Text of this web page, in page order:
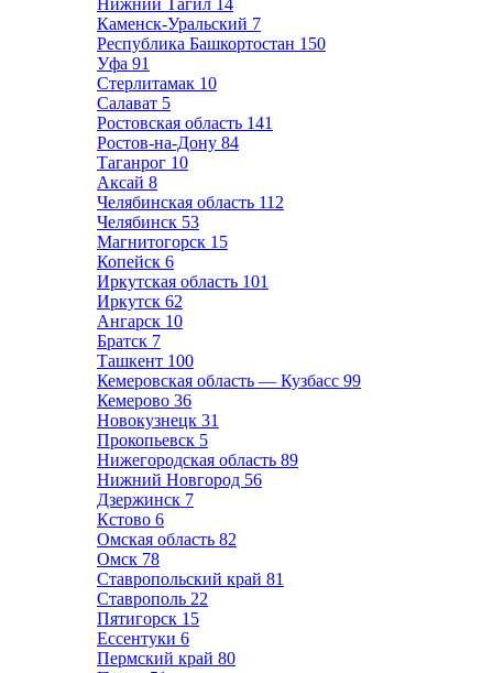
Нижний Тагил 14
Каменск-Уральский 7
Республика Башкортостан 150
Уфа 91
Стерлитамак 10
Салават 5
Ростовская область 141
Ростов-на-Дону 84
Таганрог 10
Аксай 8
Челябинская область 112
Челябинск 53
Магнитогорск 15
Копейск 6
Иркутская область 101
Иркутск 62
Ангарск 10
Братск 7
Ташкент 100
Кемеровская область — Кузбасс 99
Кемерово 36
Новокузнецк 31
Прокопьевск 5
Нижегородская область 89
Нижний Новгород 56
Дзержинск 7
Кстово 6
Омская область 82
Омск 78
Ставропольский край 81
Ставрополь 22
Пятигорск 15
Ессентуки 6
Пермский край 80